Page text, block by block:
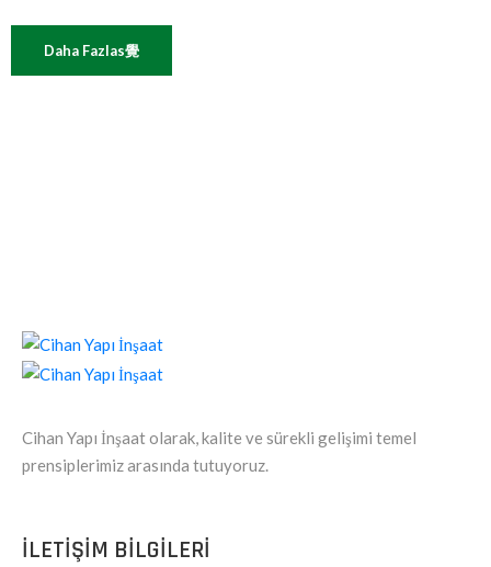
Daha Fazlas覺
Cihan Yapı İnşaat olarak, kalite ve sürekli gelişimi temel
prensiplerimiz arasında tutuyoruz.
ILETIŞIM BILGILERI